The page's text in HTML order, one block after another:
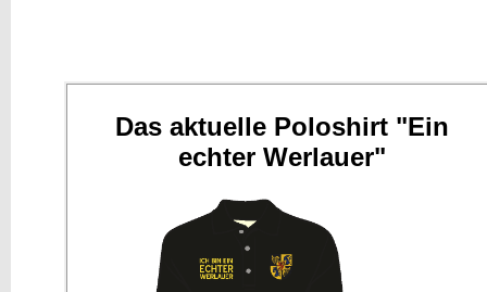
Das aktuelle Poloshirt "Ein
echter Werlauer"